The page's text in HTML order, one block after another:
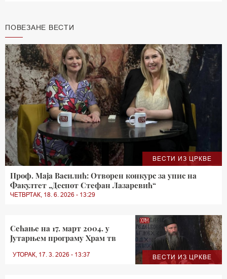
ПОВЕЗАНЕ ВЕСТИ
ВЕСТИ ИЗ ЦРКВЕ
Проф. Маја Василић: Отворен конкурс за упис на
Факултет „Деспот Стефан Лазаревић“
ЧЕТВРТАК, 18. 6. 2026 - 13:29
ВЕСТИ ИЗ ЦРКВЕ
Сећање на 17. март 2004. у
Јутарњем програму Храм тв
УТОРАК, 17. 3. 2026 - 13:37